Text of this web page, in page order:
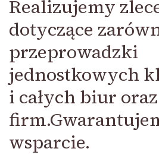
Realizujemy
dotyczące
przeprowadzki
jednostkowych
i całych biur oraz
wsparcie.